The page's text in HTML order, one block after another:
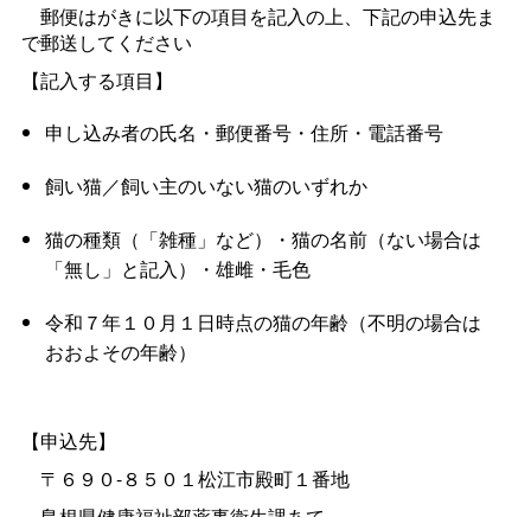
郵便はがきに以下の項目を記入の上、下記の申込先ま
で郵送してください
【記入する項目】
申し込み者の氏名・郵便番号・住所・電話番号
飼い猫／飼い主のいない猫のいずれか
猫の種類（「雑種」など）・猫の名前（ない場合は
「無し」と記入）・雄雌・毛色
令和７年１０月１日時点の猫の年齢（不明の場合は
おおよその年齢）
【申込先】
〒６９０-８５０１松江市殿町１番地